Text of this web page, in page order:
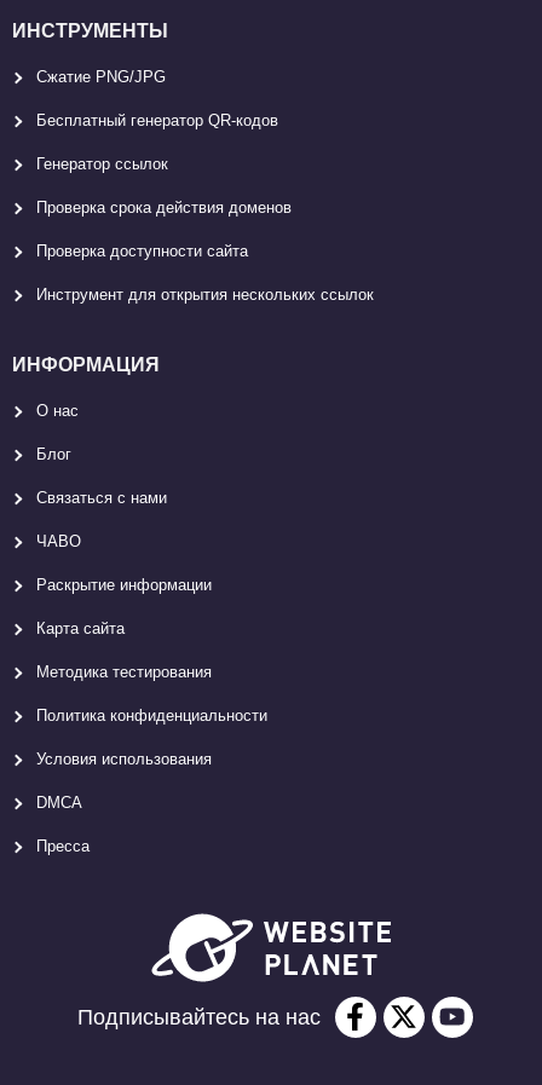
ИНСТРУМЕНТЫ
Сжатие PNG/JPG
Бесплатный генератор QR-кодов
Генератор ссылок
Проверка срока действия доменов
Проверка доступности сайта
Инструмент для открытия нескольких ссылок
ИНФОРМАЦИЯ
О нас
Блог
Связаться с нами
ЧАВО
Раскрытие информации
Карта сайтa
Методика тестирования
Политика конфиденциальности
Условия использования
DMCA
Пресса
Подписывайтесь на нас